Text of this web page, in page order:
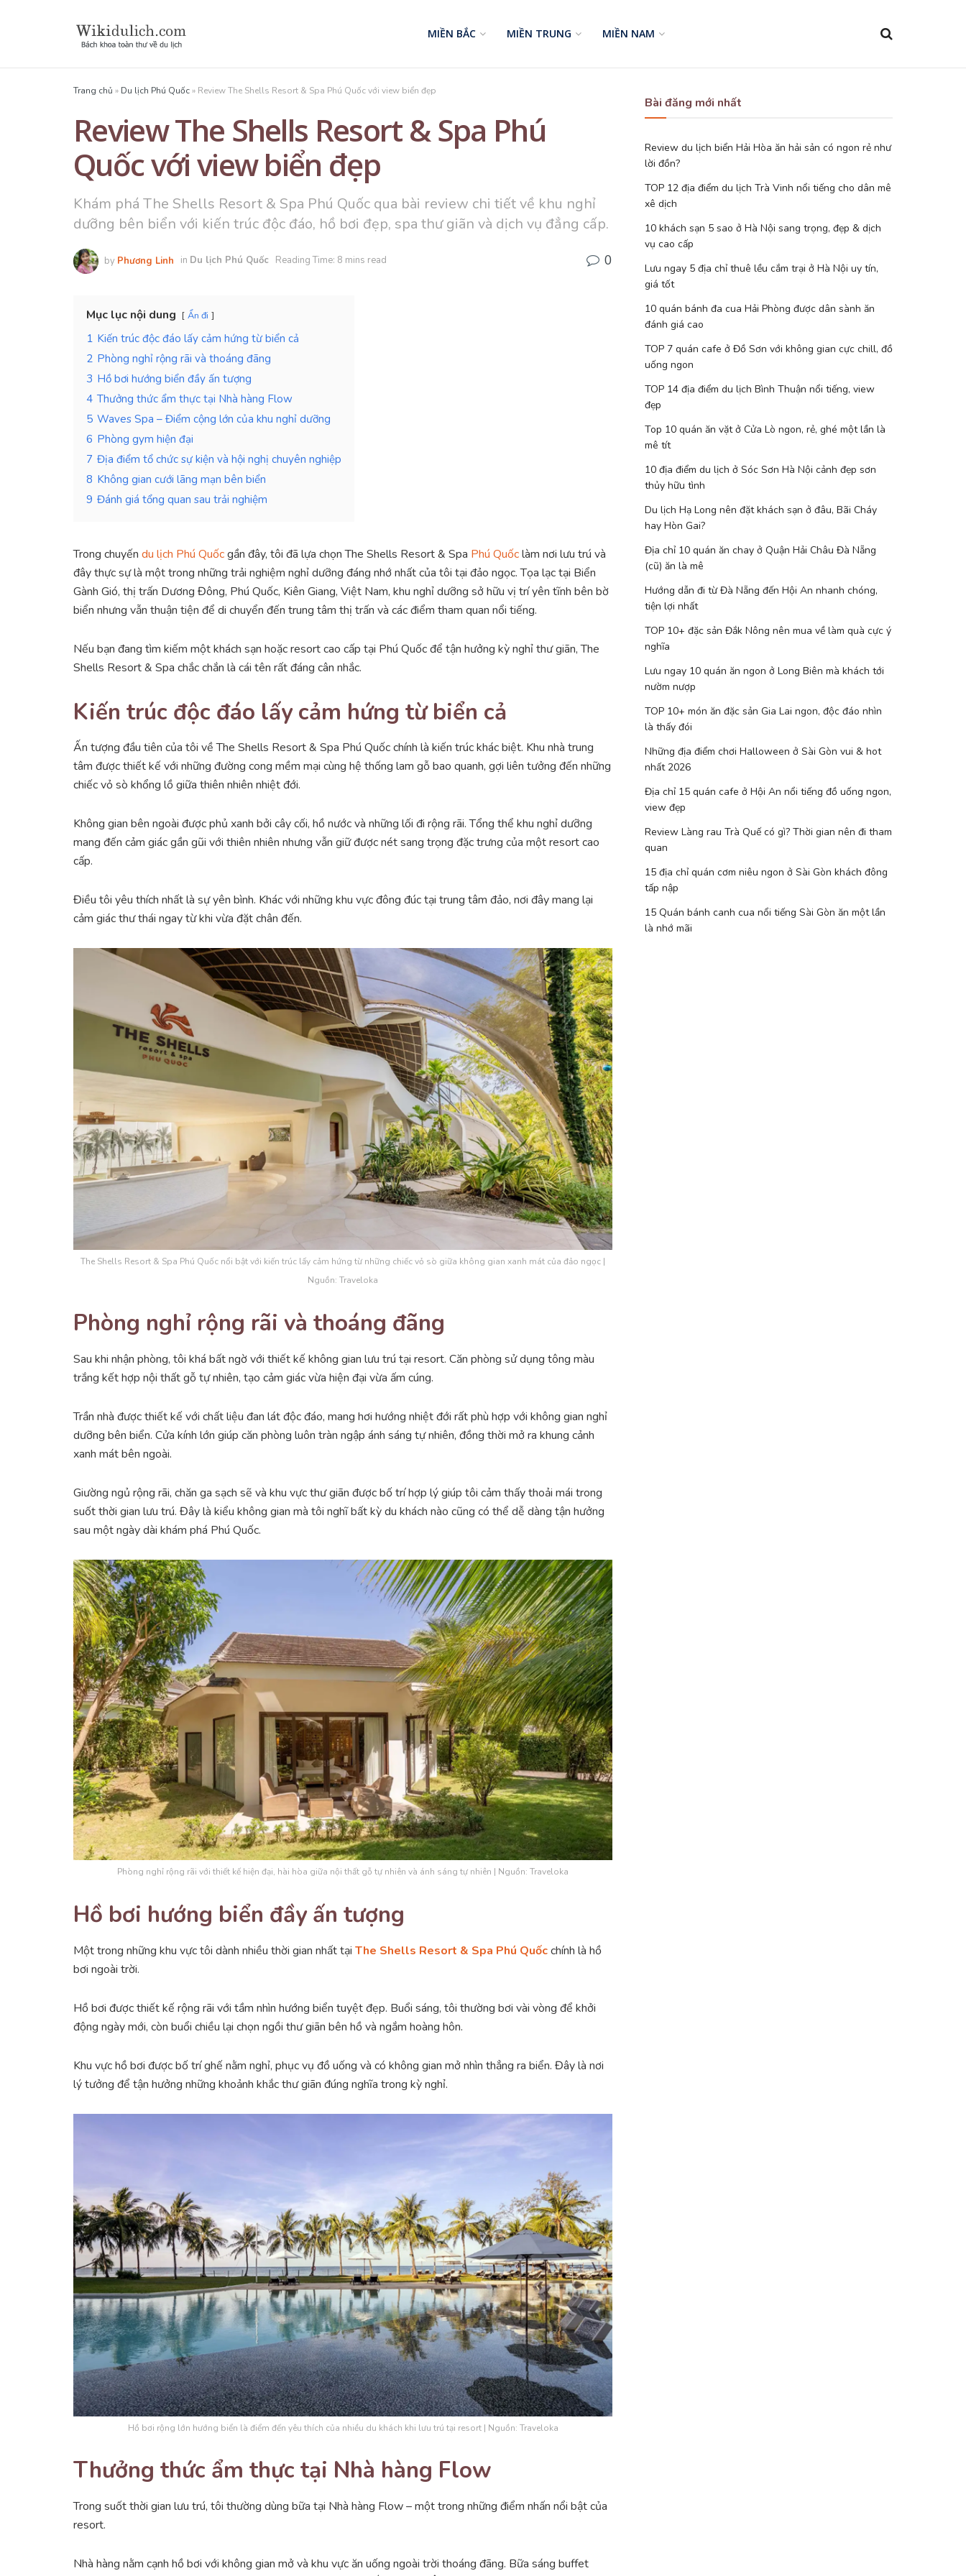
MIỀN BẮC MIỀN TRUNG MIỀN NAM
Trang chủ » Du lịch Phú Quốc » Review The Shells Resort & Spa Phú Quốc với view biển đẹp
Review The Shells Resort & Spa Phú
Quốc với view biển đẹp
Khám phá The Shells Resort & Spa Phú Quốc qua bài review chi tiết về khu nghỉ
dưỡng bên biển với kiến trúc độc đáo, hồ bơi đẹp, spa thư giãn và dịch vụ đẳng cấp.
by Phương Linh in Du lịch Phú Quốc Reading Time: 8 mins read 0
Mục lục nội dung Ẩn đi
1 Kiến trúc độc đáo lấy cảm hứng từ biển cả
2 Phòng nghỉ rộng rãi và thoáng đãng
3 Hồ bơi hướng biển đầy ấn tượng
4 Thưởng thức ẩm thực tại Nhà hàng Flow
5 Waves Spa – Điểm cộng lớn của khu nghỉ dưỡng
6 Phòng gym hiện đại
7 Địa điểm tổ chức sự kiện và hội nghị chuyên nghiệp
8 Không gian cưới lãng mạn bên biển
9 Đánh giá tổng quan sau trải nghiệm
Trong chuyến du lịch Phú Quốcgần đây, tôi đã lựa chọn The Shells Resort & Spa Phú Quốclàm nơi lưu trú và
đây thực sự là một trong những trải nghiệm nghỉ dưỡng đáng nhớ nhất của tôi tại đảo ngọc. Tọa lạc tại Biển
Gành Gió, thị trấn Dương Đông, Phú Quốc, Kiên Giang, Việt Nam, khu nghỉ dưỡng sở hữu vị trí yên tĩnh bên bờ
biển nhưng vẫn thuận tiện để di chuyển đến trung tâm thị trấn và các điểm tham quan nổi tiếng.
Nếu bạn đang tìm kiếm một khách sạn hoặc resort cao cấp tại Phú Quốc để tận hưởng kỳ nghỉ thư giãn, The
Shells Resort & Spa chắc chắn là cái tên rất đáng cân nhắc.
Kiến trúc độc đáo lấy cảm hứng từ biển cả
Ấn tượng đầu tiên của tôi về The Shells Resort & Spa Phú Quốc chính là kiến trúc khác biệt. Khu nhà trung
tâm được thiết kế với những đường cong mềm mại cùng hệ thống lam gỗ bao quanh, gợi liên tưởng đến những
chiếc vỏ sò khổng lồ giữa thiên nhiên nhiệt đới.
Không gian bên ngoài được phủ xanh bởi cây cối, hồ nước và những lối đi rộng rãi. Tổng thể khu nghỉ dưỡng
mang đến cảm giác gần gũi với thiên nhiên nhưng vẫn giữ được nét sang trọng đặc trưng của một resort cao
cấp.
Điều tôi yêu thích nhất là sự yên bình. Khác với những khu vực đông đúc tại trung tâm đảo, nơi đây mang lại
cảm giác thư thái ngay từ khi vừa đặt chân đến.
The Shells Resort & Spa Phú Quốc nổi bật với kiến trúc lấy cảm hứng từ những chiếc vỏ sò giữa không gian xanh mát của đảo ngọc |
Nguồn: Traveloka
Phòng nghỉ rộng rãi và thoáng đãng
Sau khi nhận phòng, tôi khá bất ngờ với thiết kế không gian lưu trú tại resort. Căn phòng sử dụng tông màu
trắng kết hợp nội thất gỗ tự nhiên, tạo cảm giác vừa hiện đại vừa ấm cúng.
Trần nhà được thiết kế với chất liệu đan lát độc đáo, mang hơi hướng nhiệt đới rất phù hợp với không gian nghỉ
dưỡng bên biển. Cửa kính lớn giúp căn phòng luôn tràn ngập ánh sáng tự nhiên, đồng thời mở ra khung cảnh
xanh mát bên ngoài.
Giường ngủ rộng rãi, chăn ga sạch sẽ và khu vực thư giãn được bố trí hợp lý giúp tôi cảm thấy thoải mái trong
suốt thời gian lưu trú. Đây là kiểu không gian mà tôi nghĩ bất kỳ du khách nào cũng có thể dễ dàng tận hưởng
sau một ngày dài khám phá Phú Quốc.
Phòng nghỉ rộng rãi với thiết kế hiện đại, hài hòa giữa nội thất gỗ tự nhiên và ánh sáng tự nhiên | Nguồn: Traveloka
Hồ bơi hướng biển đầy ấn tượng
Một trong những khu vực tôi dành nhiều thời gian nhất tại The Shells Resort & Spa Phú Quốcchính là hồ
bơi ngoài trời.
Hồ bơi được thiết kế rộng rãi với tầm nhìn hướng biển tuyệt đẹp. Buổi sáng, tôi thường bơi vài vòng để khởi
động ngày mới, còn buổi chiều lại chọn ngồi thư giãn bên hồ và ngắm hoàng hôn.
Khu vực hồ bơi được bố trí ghế nằm nghỉ, phục vụ đồ uống và có không gian mở nhìn thẳng ra biển. Đây là nơi
lý tưởng để tận hưởng những khoảnh khắc thư giãn đúng nghĩa trong kỳ nghỉ.
Hồ bơi rộng lớn hướng biển là điểm đến yêu thích của nhiều du khách khi lưu trú tại resort | Nguồn: Traveloka
Thưởng thức ẩm thực tại Nhà hàng Flow
Trong suốt thời gian lưu trú, tôi thường dùng bữa tại Nhà hàng Flow – một trong những điểm nhấn nổi bật của
resort.
Nhà hàng nằm cạnh hồ bơi với không gian mở và khu vực ăn uống ngoài trời thoáng đãng. Bữa sáng buffet
Bài đăng mới nhất
Review du lịch biển Hải Hòa ăn hải sản có ngon rẻ như
lời đồn?
TOP 12 địa điểm du lịch Trà Vinh nổi tiếng cho dân mê
xê dịch
10 khách sạn 5 sao ở Hà Nội sang trọng, đẹp & dịch
vụ cao cấp
Lưu ngay 5 địa chỉ thuê lều cắm trại ở Hà Nội uy tín,
giá tốt
10 quán bánh đa cua Hải Phòng được dân sành ăn
đánh giá cao
TOP 7 quán cafe ở Đồ Sơn với không gian cực chill, đồ
uống ngon
TOP 14 địa điểm du lịch Bình Thuận nổi tiếng, view
đẹp
Top 10 quán ăn vặt ở Cửa Lò ngon, rẻ, ghé một lần là
mê tít
10 địa điểm du lịch ở Sóc Sơn Hà Nội cảnh đẹp sơn
thủy hữu tình
Du lịch Hạ Long nên đặt khách sạn ở đâu, Bãi Cháy
hay Hòn Gai?
Địa chỉ 10 quán ăn chay ở Quận Hải Châu Đà Nẵng
(cũ) ăn là mê
Hướng dẫn đi từ Đà Nẵng đến Hội An nhanh chóng,
tiện lợi nhất
TOP 10+ đặc sản Đắk Nông nên mua về làm quà cực ý
nghĩa
Lưu ngay 10 quán ăn ngon ở Long Biên mà khách tới
nườm nượp
TOP 10+ món ăn đặc sản Gia Lai ngon, độc đáo nhìn
là thấy đói
Những địa điểm chơi Halloween ở Sài Gòn vui & hot
nhất 2026
Địa chỉ 15 quán cafe ở Hội An nổi tiếng đồ uống ngon,
view đẹp
Review Làng rau Trà Quế có gì? Thời gian nên đi tham
quan
15 địa chỉ quán cơm niêu ngon ở Sài Gòn khách đông
tấp nập
15 Quán bánh canh cua nổi tiếng Sài Gòn ăn một lần
là nhớ mãi